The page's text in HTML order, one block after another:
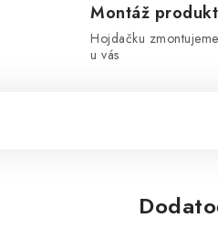
Montáž
Hojdačku
u vás